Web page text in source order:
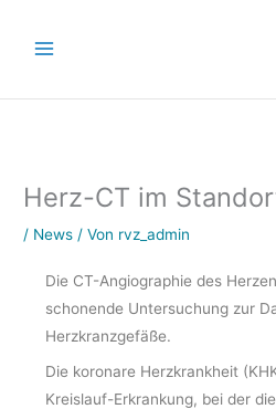
Inhalt
Herz-CT im
/ News / Von rvz_admin
Die CT-Angiographie des
schonende Untersuchung zur
Herzkranzgefäße.
Die koronare Herzkrankheit
Kreislauf-Erkrankung, bei der